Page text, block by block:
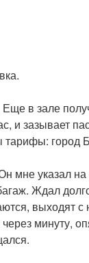
в зале
и зазывает
тарифы: город
мне указал
Ждал
выходят
минуту,